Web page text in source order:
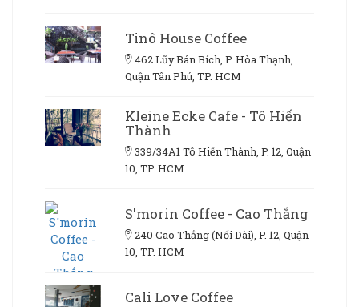
Tinô House Coffee
462 Lũy Bán Bích, P. Hòa Thạnh,
Quận Tân Phú, TP. HCM
Kleine Ecke Cafe - Tô Hiến
Thành
339/34A1 Tô Hiến Thành, P. 12, Quận
10, TP. HCM
S'morin Coffee - Cao Thắng
240 Cao Thắng (Nối Dài), P. 12, Quận
10, TP. HCM
Cali Love Coffee